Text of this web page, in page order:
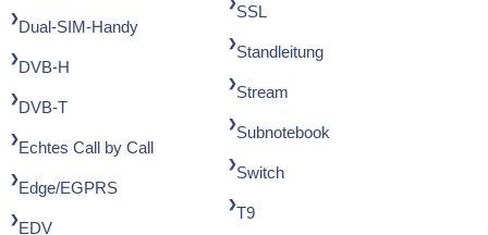
Dual-SIM-Handy
DVB-H
DVB-T
Echtes Call by Call
Edge/EGPRS
EDV
SSL
Standleitung
Stream
Subnotebook
Switch
T9